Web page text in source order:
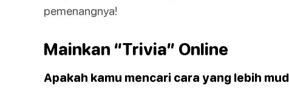
pemenangnya!
Mainkan “Trivia” Online
Apakah kamu mencari cara yang lebih